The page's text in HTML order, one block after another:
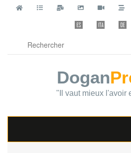
Dogan
"Il vaut mieux l'avoir